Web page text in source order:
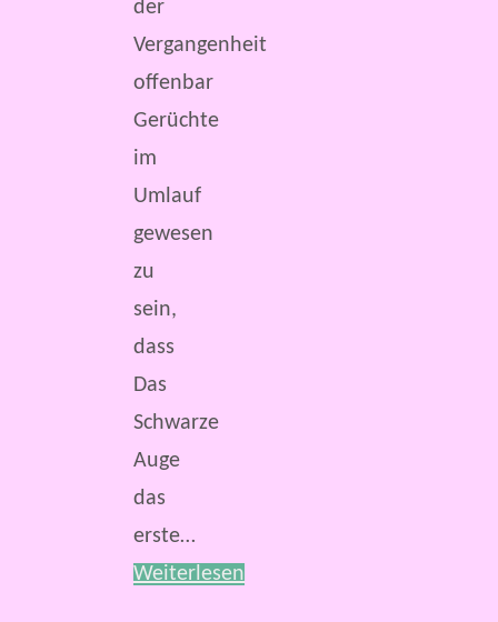
der
Vergangenheit
offenbar
Gerüchte
im
Umlauf
gewesen
zu
sein,
dass
Das
Schwarze
Auge
das
erste…
Weiterlesen